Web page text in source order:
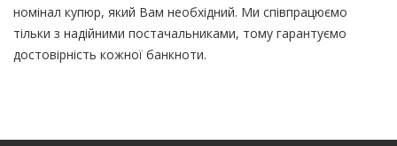
номінал купюр, який Вам необхідний. Ми співпрацюємо
тільки з надійними постачальниками, тому гарантуємо
достовірність кожної банкноти.